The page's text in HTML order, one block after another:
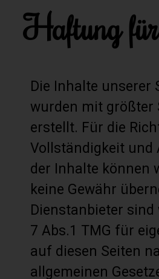
Haftung
Die Inhalte unserer
wurden mit größter
erstellt. Für die
Vollständigkeit und
der Inhalte können
keine Gewähr
Dienstanbieter
7 Abs.1 TMG für
auf diesen Seiten
allgemeinen